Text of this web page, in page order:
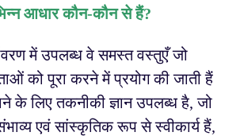
आधार कौन-कौन से हैं?
में उपलब्ध वे समस्त वस्तुएँ जो
को पूरा करने में प्रयोग की जाती हैं
के लिए तकनीकी ज्ञान उपलब्ध है, जो
एवं सांस्कृतिक रूप से स्वीकार्य हैं,